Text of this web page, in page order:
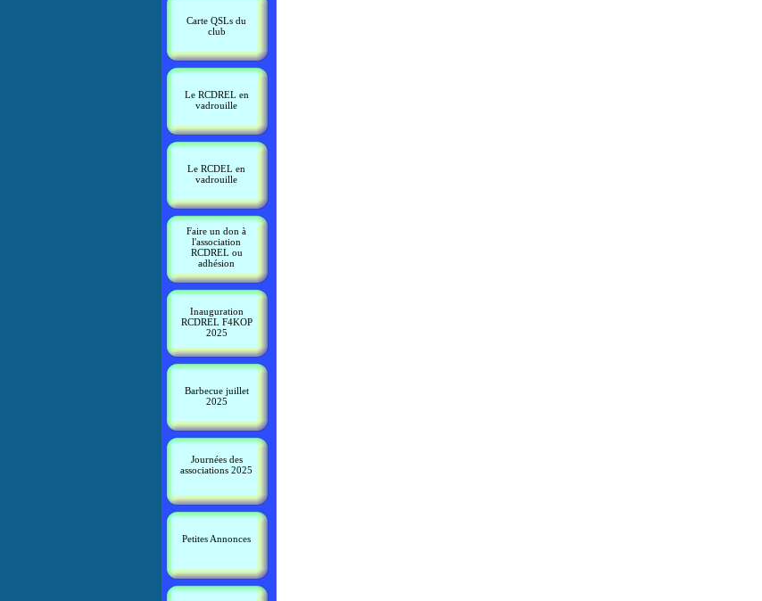
Carte QSLs du
club
Le RCDREL en
vadrouille
Le RCDEL en
vadrouille
Faire un don à
l'association
RCDREL ou
adhésion
Inauguration
RCDREL F4KOP
2025
Barbecue juillet
2025
Journées des
associations 2025
Petites Annonces